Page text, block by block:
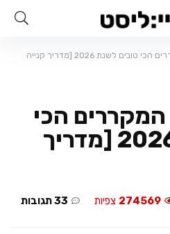
מקרר מומלץ: המקררים הכי טובים לשנת 2026 [מדריך קנייה
הכי
טובים לשנת 2026 [מדריך
274569 צפיות 33 תגובות